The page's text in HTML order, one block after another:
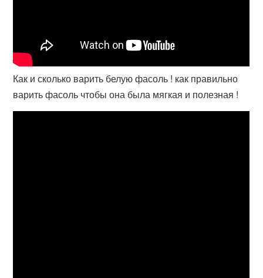
Как и сколько варить белую фасоль ! как правильно
варить фасоль чтобы она была мягкая и полезная !